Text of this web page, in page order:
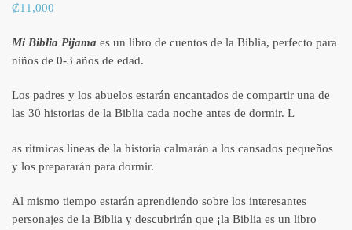
₡11,000
Mi Biblia Pijama es un libro de cuentos de la Biblia, perfecto para
niños de 0-3 años de edad.
Los padres y los abuelos estarán encantados de compartir una de
las 30 historias de la Biblia cada noche antes de dormir. L
as rítmicas líneas de la historia calmarán a los cansados pequeños
y los prepararán para dormir.
Al mismo tiempo estarán aprendiendo sobre los interesantes
personajes de la Biblia y descubrirán que ¡la Biblia es un libro